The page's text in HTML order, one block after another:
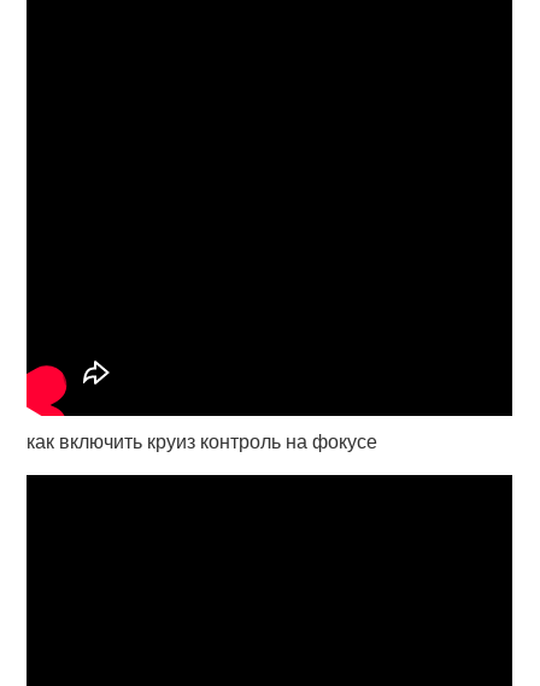
как включить круиз контроль на фокусе